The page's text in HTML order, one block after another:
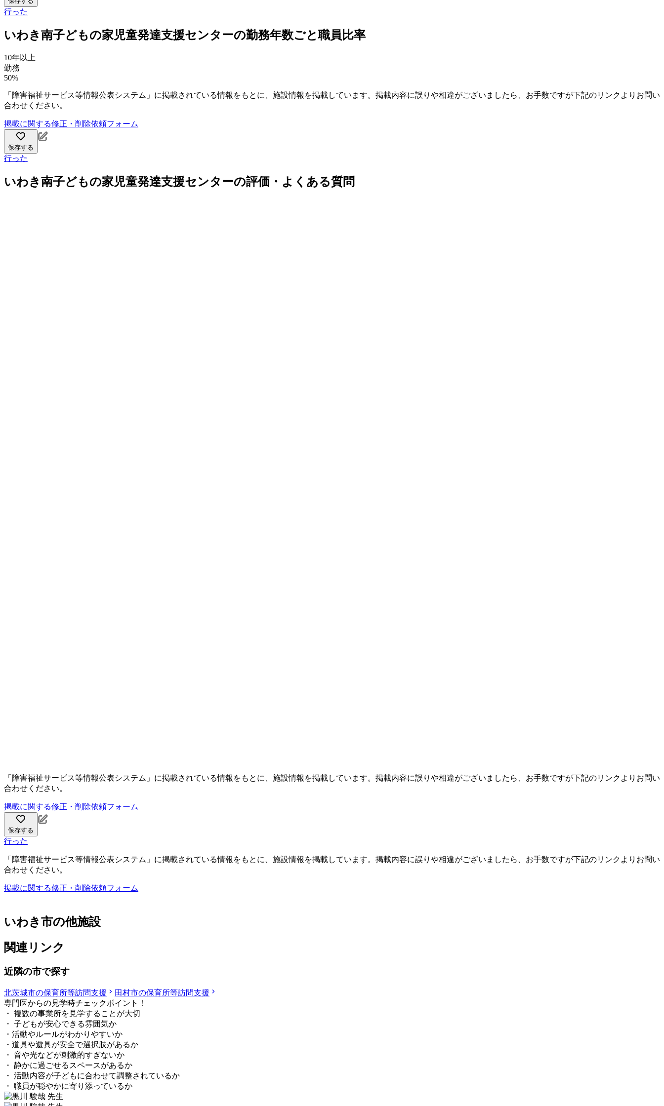
行った
いわき南子どもの家児童発達支援センターの勤務年数ごと職員比率
10年以上
勤務
50%
「障害福祉サービス等情報公表システム」に掲載されている情報をもとに、施設情報を掲載しています。掲載内容に誤りや相違がございましたら、お手数ですが下記のリンクよりお問い
合わせください。
掲載に関する修正・削除依頼フォーム
保存する
行った
いわき南子どもの家児童発達支援センターの評価・よくある質問
「障害福祉サービス等情報公表システム」に掲載されている情報をもとに、施設情報を掲載しています。掲載内容に誤りや相違がございましたら、お手数ですが下記のリンクよりお問い
合わせください。
掲載に関する修正・削除依頼フォーム
保存する
行った
「障害福祉サービス等情報公表システム」に掲載されている情報をもとに、施設情報を掲載しています。掲載内容に誤りや相違がございましたら、お手数ですが下記のリンクよりお問い
合わせください。
掲載に関する修正・削除依頼フォーム
いわき市の他施設
関連リンク
近隣の市で探す
北茨城市の保育所等訪問支援
田村市の保育所等訪問支援
専門医からの見学時チェックポイント！
・ 複数の事業所を見学することが大切
・ 子どもが安心できる雰囲気か
・活動やルールがわかりやすいか
・道具や遊具が安全で選択肢があるか
・ 音や光などが刺激的すぎないか
・ 静かに過ごせるスペースがあるか
・ 活動内容が子どもに合わせて調整されているか
・ 職員が穏やかに寄り添っているか